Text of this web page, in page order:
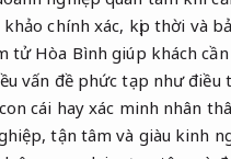
chính xác, kịp thời và
tử Hòa Bình giúp khách
vấn đề phức tạp như điều
cái hay xác minh nhân
tận tâm và giàu kinh